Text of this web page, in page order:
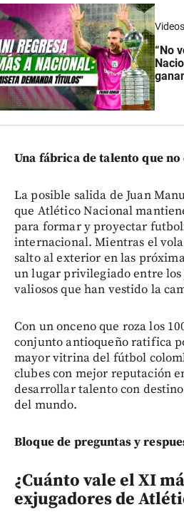
Videos
“No
Una fábrica de talento que
La posible salida de Juan
que Atlético Nacional
para formar y proyectar
internacional. Mientras el
salto al exterior en las
un lugar privilegiado entre los
valiosos que han vestido la
Con un onceno que roza los
conjunto antioqueño ratifica
mayor vitrina del fútbol
clubes con mejor reputación
desarrollar talento con
del mundo.
Bloque de preguntas y
¿Cuánto vale el XI
exjugadores de